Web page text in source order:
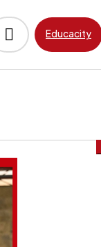
Educacity